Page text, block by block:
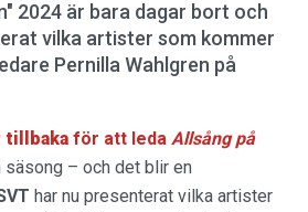
2024 är bara dagar bort och
vilka artister som kommer
Pernilla Wahlgren på
tillbaka för att leda Allsång på
säsong – och det blir en
har nu presenterat vilka artister